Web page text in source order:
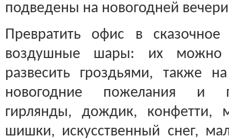
подведены на новогодней
Превратить офис в
воздушные шары: их можно
развесить гроздьями, также
новогодние пожелания и
гирлянды, дождик, конфетти,
шишки, искусственный снег,